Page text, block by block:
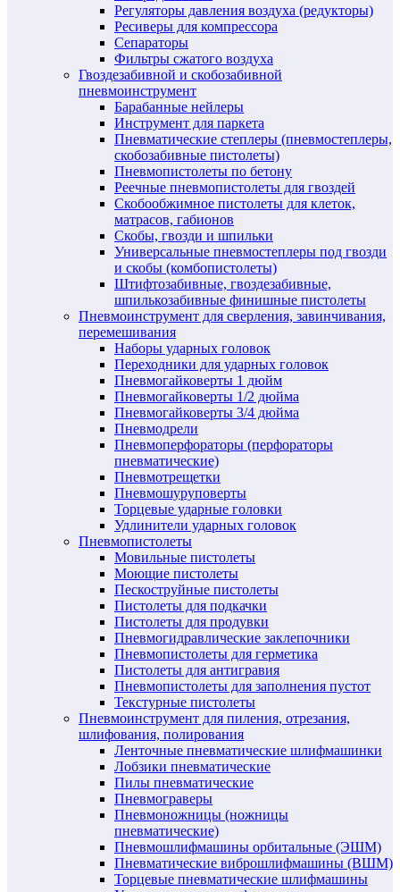
Регуляторы давления воздуха (редукторы)
Ресиверы для компрессора
Сепараторы
Фильтры сжатого воздуха
Гвоздезабивной и скобозабивной
пневмоинструмент
Барабанные нейлеры
Инструмент для паркета
Пневматические степлеры (пневмостеплеры,
скобозабивные пистолеты)
Пневмопистолеты по бетону
Реечные пневмопистолеты для гвоздей
Скобообжимное пистолеты для клеток,
матрасов, габионов
Скобы, гвозди и шпильки
Универсальные пневмостеплеры под гвозди
и скобы (комбопистолеты)
Штифтозабивные, гвоздезабивные,
шпилькозабивные финишные пистолеты
Пневмоинструмент для сверления, завинчивания,
перемешивания
Наборы ударных головок
Переходники для ударных головок
Пневмогайковерты 1 дюйм
Пневмогайковерты 1/2 дюйма
Пневмогайковерты 3/4 дюйма
Пневмодрели
Пневмоперфораторы (перфораторы
пневматические)
Пневмотрещетки
Пневмошуруповерты
Торцевые ударные головки
Удлинители ударных головок
Пневмопистолеты
Мовильные пистолеты
Моющие пистолеты
Пескоструйные пистолеты
Пистолеты для подкачки
Пистолеты для продувки
Пневмогидравлические заклепочники
Пневмопистолеты для герметика
Пистолеты для антигравия
Пневмопистолеты для заполнения пустот
Текстурные пистолеты
Пневмоинструмент для пиления, отрезания,
шлифования, полирования
Ленточные пневматические шлифмашинки
Лобзики пневматические
Пилы пневматические
Пневмограверы
Пневмоножницы (ножницы
пневматические)
Пневмошлифмашины орбитальные (ЭШМ)
Пневматические виброшлифмашины (ВШМ)
Торцевые пневматические шлифмашины